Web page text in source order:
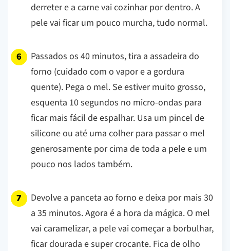
derreter e a carne vai cozinhar por dentro. A
pele vai ficar um pouco murcha, tudo normal.
Passados os 40 minutos, tira a assadeira do
forno (cuidado com o vapor e a gordura
quente). Pega o mel. Se estiver muito grosso,
esquenta 10 segundos no micro-ondas para
ficar mais fácil de espalhar. Usa um pincel de
silicone ou até uma colher para passar o mel
generosamente por cima de toda a pele e um
pouco nos lados também.
Devolve a panceta ao forno e deixa por mais 30
a 35 minutos. Agora é a hora da mágica. O mel
vai caramelizar, a pele vai começar a borbulhar,
ficar dourada e super crocante. Fica de olho